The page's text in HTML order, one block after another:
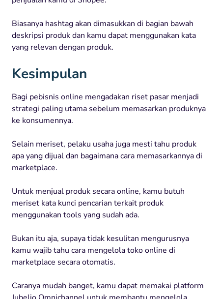
Biasanya hashtag akan dimasukkan di bagian bawah
deskripsi produk dan kamu dapat menggunakan kata
yang relevan dengan produk.
Kesimpulan
Bagi pebisnis online mengadakan riset pasar menjadi
strategi paling utama sebelum memasarkan produknya
ke konsumennya.
Selain meriset, pelaku usaha juga mesti tahu produk
apa yang dijual dan bagaimana cara memasarkannya di
marketplace.
Untuk menjual produk secara online, kamu butuh
meriset kata kunci pencarian terkait produk
menggunakan tools yang sudah ada.
Bukan itu aja, supaya tidak kesulitan mengurusnya
kamu wajib tahu cara mengelola toko online di
marketplace secara otomatis.
Caranya mudah banget, kamu dapat memakai platform